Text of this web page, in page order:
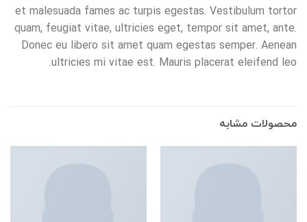
et malesuada fames ac turpis egestas. Vestibulum tortor
quam, feugiat vitae, ultricies eget, tempor sit amet, ante.
Donec eu libero sit amet quam egestas semper. Aenean
ultricies mi vitae est. Mauris placerat eleifend leo.
محصولات مشابه